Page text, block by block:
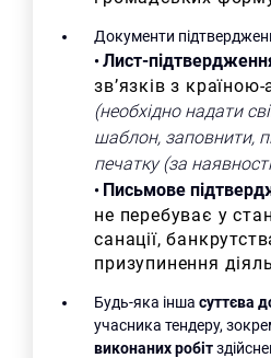
Документи
•Лист-
зв’язків з
(необхідно надати
шаблон, заповнити,
печатку (за
• Письмове
не перебуває у
санації,
призупинення
Будь-яка іншасуттєва
учасника тендеру,
виконаних робіт